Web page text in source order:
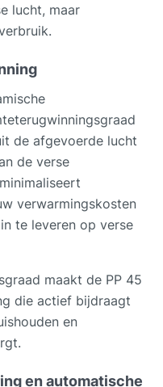
lucht, maar
de afgevoerde lucht
de verse
verwarmingskosten
te leveren op verse
maakt de PP 45
die actief bijdraagt
en
en automatische